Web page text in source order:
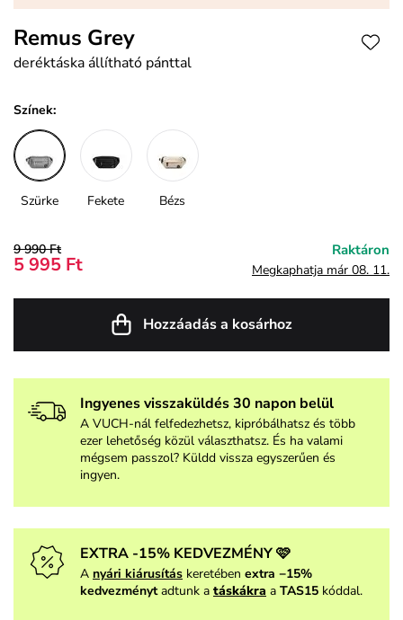
Remus Grey
deréktáska állítható pánttal
Színek:
Szürke Fekete Bézs
9 990 Ft
5 995 Ft
Raktáron
Megkaphatja már 08. 11.
Hozzáadás a kosárhoz
Ingyenes visszaküldés 30 napon belül
A VUCH-nál felfedezhetsz, kipróbálhatsz és több
ezer lehetőség közül választhatsz. És ha valami
mégsem passzol? Küldd vissza egyszerűen és
ingyen.
EXTRA -15% KEDVEZMÉNY 🩷
A nyári kiárusítás keretében extra −15%
kedvezménytadtunk a táskákra a TAS15 kóddal.